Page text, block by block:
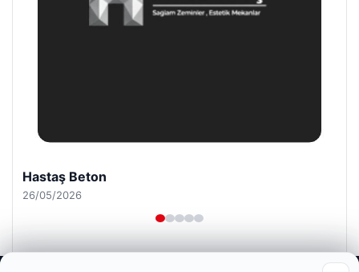
Hastaş Beton
26/05/2026